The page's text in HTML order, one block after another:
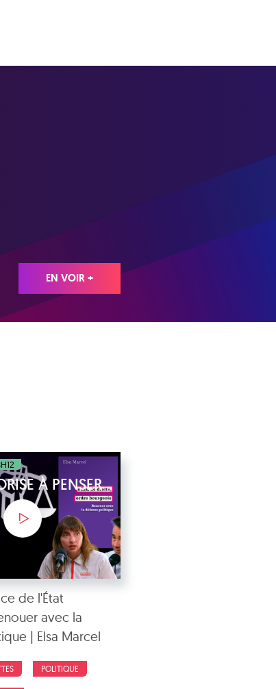
EN VOIR +
À PENSER
de l'État
avec la
| Elsa Marcel
POLITIQUE